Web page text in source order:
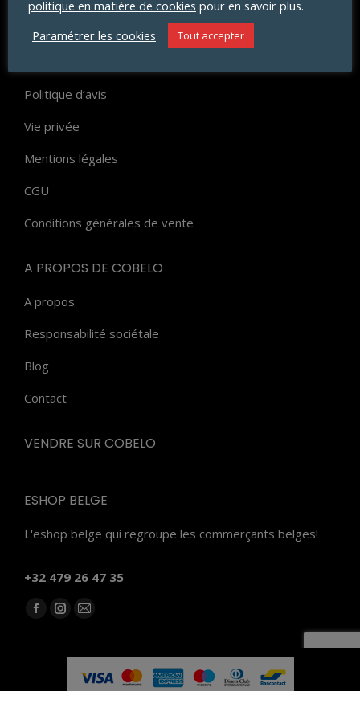
Paiement
Politique d’avis
Vie privée
Mentions légales
CGU
Conditions générales de vente
A PROPOS DE COBELO
A propos
Responsabilité sociétale
Blog
Contact
VENDRE SUR COBELO
ESHOP BELGE
L'eshop belge qui regroupe les commerçants belges!
‭+32 479 26 47 35‬
Trouvez nous sur :
Facebook
opens
Instagram
opens
E-
page
opens
politique en matière de cookies pour en savoir plus.
Paramétrer les cookies
Tout accepter